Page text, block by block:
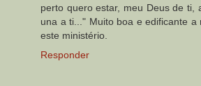
perto quero estar, meu Deus de ti,
una a ti..." Muito boa e edificante a
este ministério.
Responder